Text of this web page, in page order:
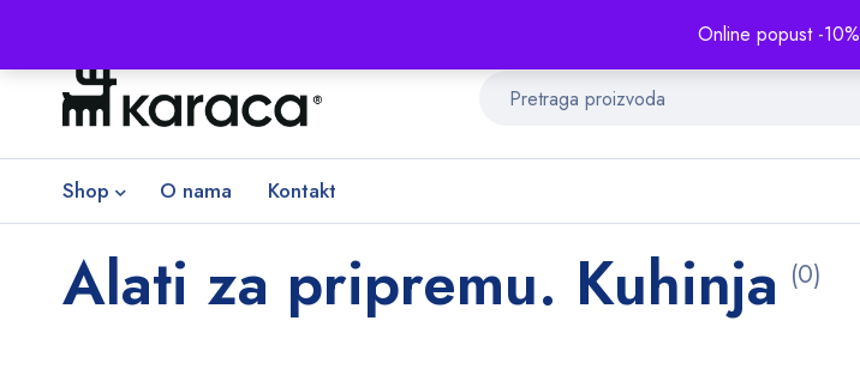
Online popust -10%
Shop O nama Kontakt
Alati za pripremu. Kuhinja (0)